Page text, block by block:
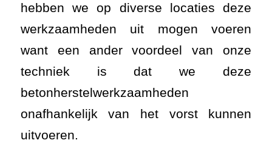
hebben we op diverse locaties deze
werkzaamheden uit mogen voeren
want een ander voordeel van onze
techniek is dat we deze
betonherstelwerkzaamheden
onafhankelijk van het vorst kunnen
uitvoeren.